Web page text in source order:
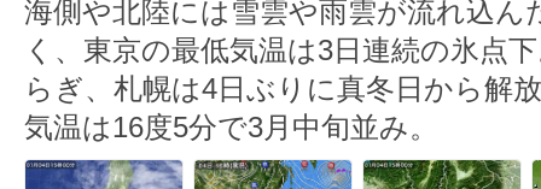
海側や北陸には雪雲や雨雲が流れ込ん
く、東京の最低気温は3日連続の氷点
らぎ、札幌は4日ぶりに真冬日から解
気温は16度5分で3月中旬並み。